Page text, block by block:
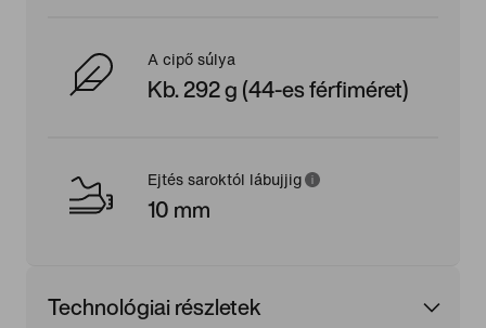
A cipő súlya
Kb. 292 g (44-es férfiméret)
Ejtés saroktól lábujjig
10 mm
Technológiai részletek